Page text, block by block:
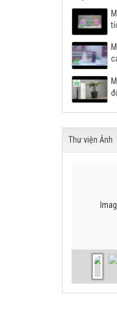
Thư viện Ảnh